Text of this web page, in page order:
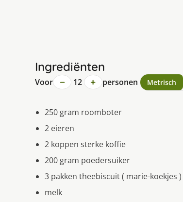
Ingrediënten
Voor − 12 + personen Metrisch
250 gram roomboter
2 eieren
2 koppen sterke koffie
200 gram poedersuiker
3 pakken theebiscuit ( marie-koekjes )
melk